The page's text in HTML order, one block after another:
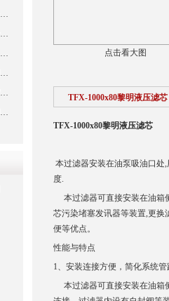
点击看大图
TFX-1000x80黎明液压滤芯
TFX-1000x80黎明液压滤芯
本过滤器安装在油泵吸油口处
度.
本过滤器可直接安装在油箱
芯污染堵塞发讯器等装置,更换
便等优点。
性能与特点
1、安装连接方便，简化系统管
本过滤器可直接安装在油箱
从材质革新到结构优化，解码除尘器滤芯性能跃升的核心逻辑
数控机床滤芯安装指南：三步精准操作，杜绝设备“亚健康”
不锈钢滤芯测试标准全解析，从材料性能到应用场景的严苛验证
润滑油滤芯精度分级：从工业设备到精密系统的过滤密码
主轴油泵滤芯从定位到调试的全流程解析
颇尔滤芯精度字母编码的解析与应用指南